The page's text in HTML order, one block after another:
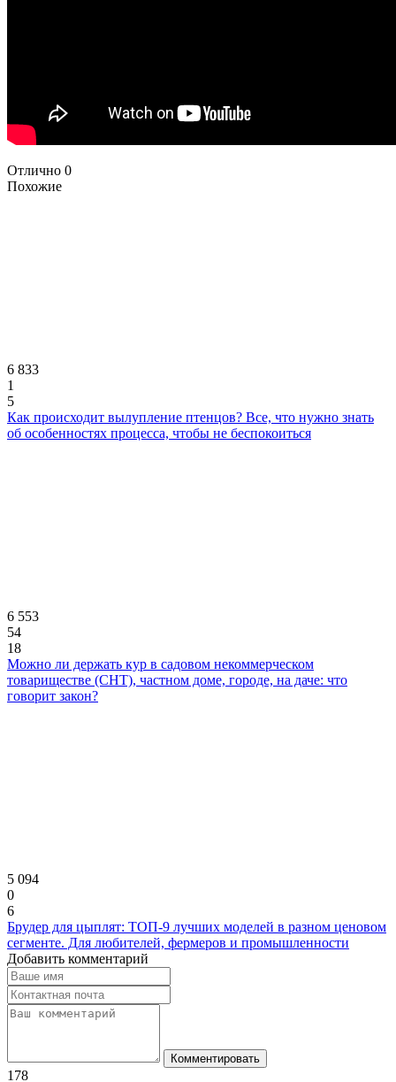
Отлично 0
Похожие
6 833
1
5
Как происходит вылупление птенцов? Все, что нужно знать
об особенностях процесса, чтобы не беспокоиться
6 553
54
18
Можно ли держать кур в садовом некоммерческом
товариществе (СНТ), частном доме, городе, на даче: что
говорит закон?
5 094
0
6
Брудер для цыплят: ТОП-9 лучших моделей в разном ценовом
сегменте. Для любителей, фермеров и промышленности
Добавить комментарий
Комментировать
178